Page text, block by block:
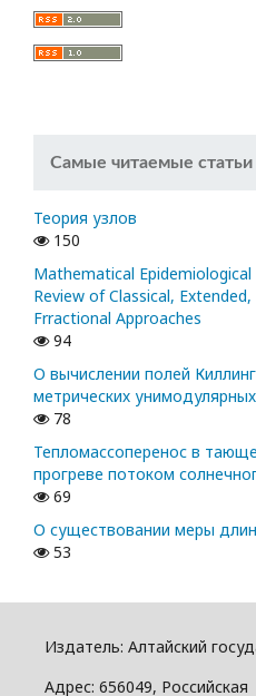
Самые читаемые статьи
Теория узлов
150
Mathematical
Review of Classical,
Frractional Approaches
94
О вычислении полей
метрических
78
Тепломассоперенос в
прогреве потоком
69
О существовании меры
53
Издатель: Алтайский
Адрес: 656049, Российская